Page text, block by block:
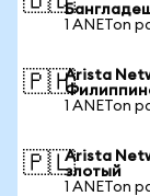
1 ANETon
🇵🇭Arista
1 ANETon
🇵🇱Arista
злотый
1 ANETon